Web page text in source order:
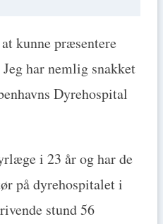
kunne præsentere
har nemlig snakket
Dyrehospital
i 23 år og har de
på dyrehospitalet i
stund 56